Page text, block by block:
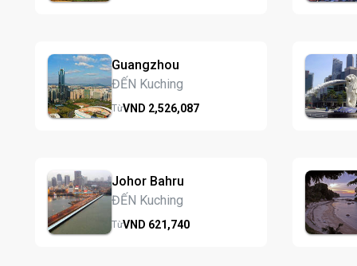
Guangzhou
ĐẾN Kuching
TừVND 2,526,087
Johor Bahru
ĐẾN Kuching
TừVND 621,740